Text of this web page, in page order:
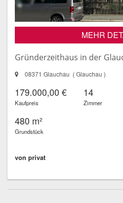
MEHR
Gründerzeithaus in der
08371 Glauchau ( Glauchau )
179.000,00 €
Kaufpreis
14
Zimmer
480 m²
Grundstück
von privat